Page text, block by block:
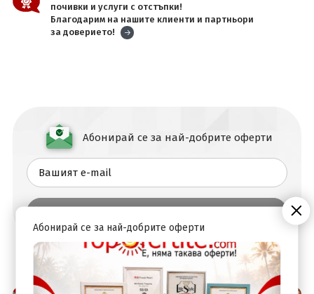
почивки и услуги с отстъпки!
Благодарим на нашите клиенти и партньори
за доверието!
Абонирай се за най-добрите оферти
Абонирай се за най-добрите оферти